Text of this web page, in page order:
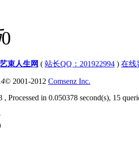
0
艺束人生网 ( 站长QQ：201922994 ) 在线
© 2001-2012 Comsenz Inc.
, Processed in 0.050378 second(s), 15